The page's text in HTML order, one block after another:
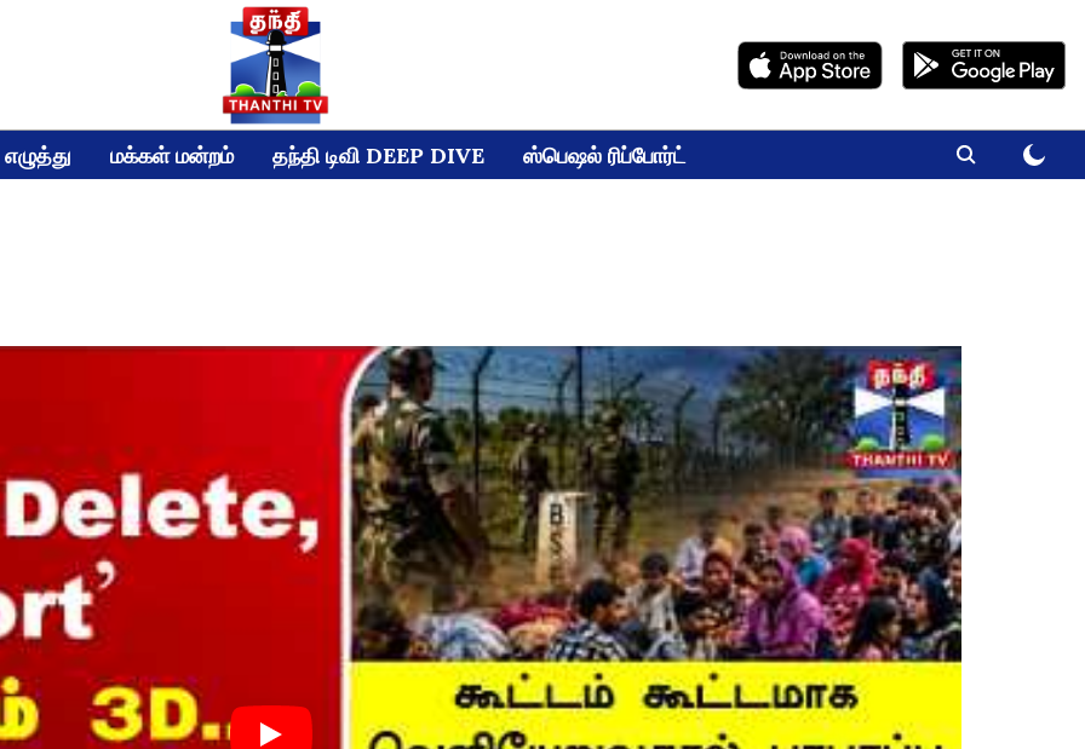
மக்கள் மன்றம் தந்தி டிவி DEEP DIVE ஸ்பெஷல் ரிப்போர்ட்